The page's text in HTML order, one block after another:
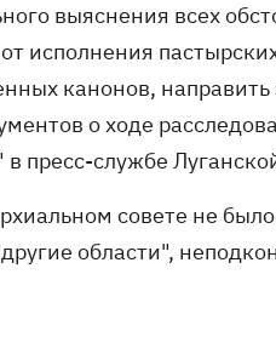
выяснения всех
исполнения
канонов,
о ходе
пресс-службе
совете не
области",